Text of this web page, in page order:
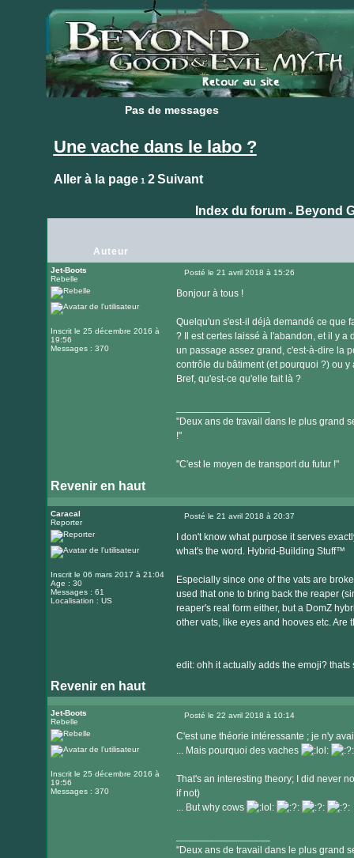
Pas de messages
Pas de messages
Une vache dans le labo ?
Aller à la page 1 2 Suivant
Index du forum» Beyond
Auteur
Jet-Boots
Rebelle
Inscrit le 25 décembre 2016 à
19:56
Messages : 370
Posté le 21 avril 2018 à 15:26
Bonjour à tous !
Quelqu'un s'est-il déjà demandé ce que
? Il est certes laissé à l'abandon, et il y a
un passage assez grand, c'est-à-dire la
contrôle du bâtiment (et pourquoi ?) ou
Bref, qu'est-ce qu'elle fait là ?
"Deux ans de travail dans le plus grand
!"
"C'est le moyen de transport du futur !"
Revenir en haut
Caracal
Reporter
Inscrit le 06 mars 2017 à 21:04
Age : 30
Messages : 61
Localisation : US
Posté le 21 avril 2018 à 20:37
I don't know what purpose it serves
what's the word. Hybrid-Building Stuff™
Especially since one of the vats are
used that one to bring back the reaper
reaper's real form either, but a DomZ
other vats, like eyes and hooves etc.
edit: ohh it actually adds the emoji? thats
Revenir en haut
Jet-Boots
Rebelle
Inscrit le 25 décembre 2016 à
19:56
Messages : 370
Posté le 22 avril 2018 à 10:14
C'est une théorie intéressante ; je n'y
... Mais pourquoi des vaches
That's an interesting theory; I did never
if not)
... But why cows
"Deux ans de travail dans le plus grand